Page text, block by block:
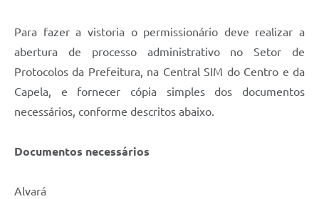
Contas Públicas
Legislação
Links Úteis
Para fazer a vistoria o permissionário deve realizar a
abertura de processo administrativo no Setor de
Protocolos da Prefeitura, na Central SIM do Centro e da
Capela, e fornecer cópia simples dos documentos
necessários, conforme descritos abaixo.
Documentos necessários
Alvará